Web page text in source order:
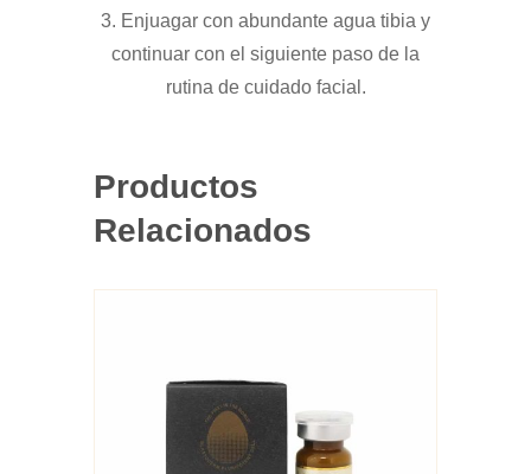
3. Enjuagar con abundante agua tibia y
continuar con el siguiente paso de la
rutina de cuidado facial.
Productos
Relacionados